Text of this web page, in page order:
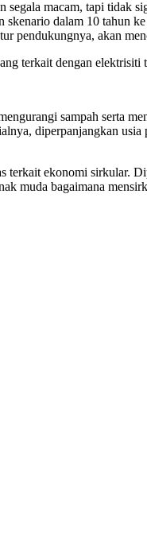
segala macam, tapi tidak
dalam 10 tahun
pendukungnya, akan
terkait dengan elektrisiti
sampah serta
diperpanjangkan
ekonomi sirkular.
muda bagaimana